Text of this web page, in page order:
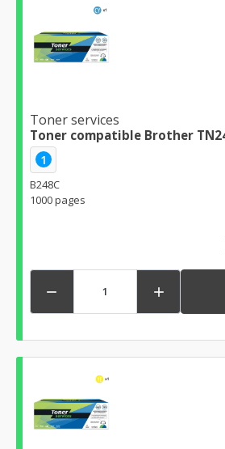
Toner services
Toner compatible Brother
1
B248C
1000 pages
 